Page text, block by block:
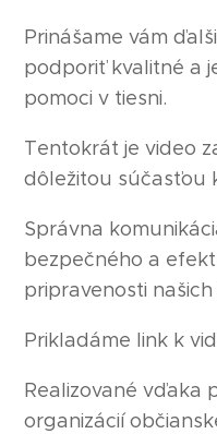
Prinášame vám
podporiť kvalitné a
pomoci v tiesni.
Tentokrát je video
dôležitou súčasťou
Správna
bezpečného a
pripravenosti
Prikladáme link k
Realizované vďaka
organizácií